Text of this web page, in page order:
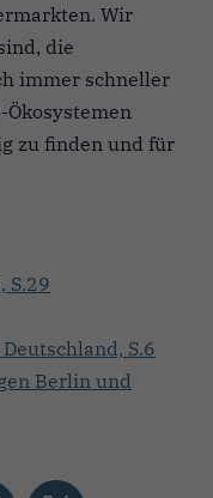
Wir
die
immer schneller
zu finden und für
S.29
S.6
Berlin und